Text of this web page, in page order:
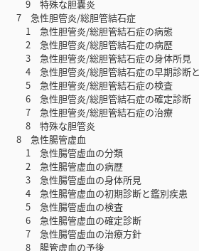
9 特殊な胆嚢炎
7 急性胆管炎/総胆管結石症
1 急性胆管炎/総胆管結石症の病態
2 急性胆管炎/総胆管結石症の病歴
3 急性胆管炎/総胆管結石症の身体所見
4 急性胆管炎/総胆管結石症の早期診断
5 急性胆管炎/総胆管結石症の検査
6 急性胆管炎/総胆管結石症の確定診断
7 急性胆管炎/総胆管結石症の治療
8 特殊な胆管炎
8 急性腸管虚血
1 急性腸管虚血の分類
2 急性腸管虚血の病歴
3 急性腸管虚血の身体所見
4 急性腸管虚血の初期診断と鑑別疾患
5 急性腸管虚血の検査
6 急性腸管虚血の確定診断
7 急性腸管虚血の治療方針
8 腸管虚血の予後